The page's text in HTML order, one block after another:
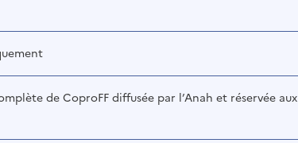
de CoproFF diffusée par l’Anah et réservée aux